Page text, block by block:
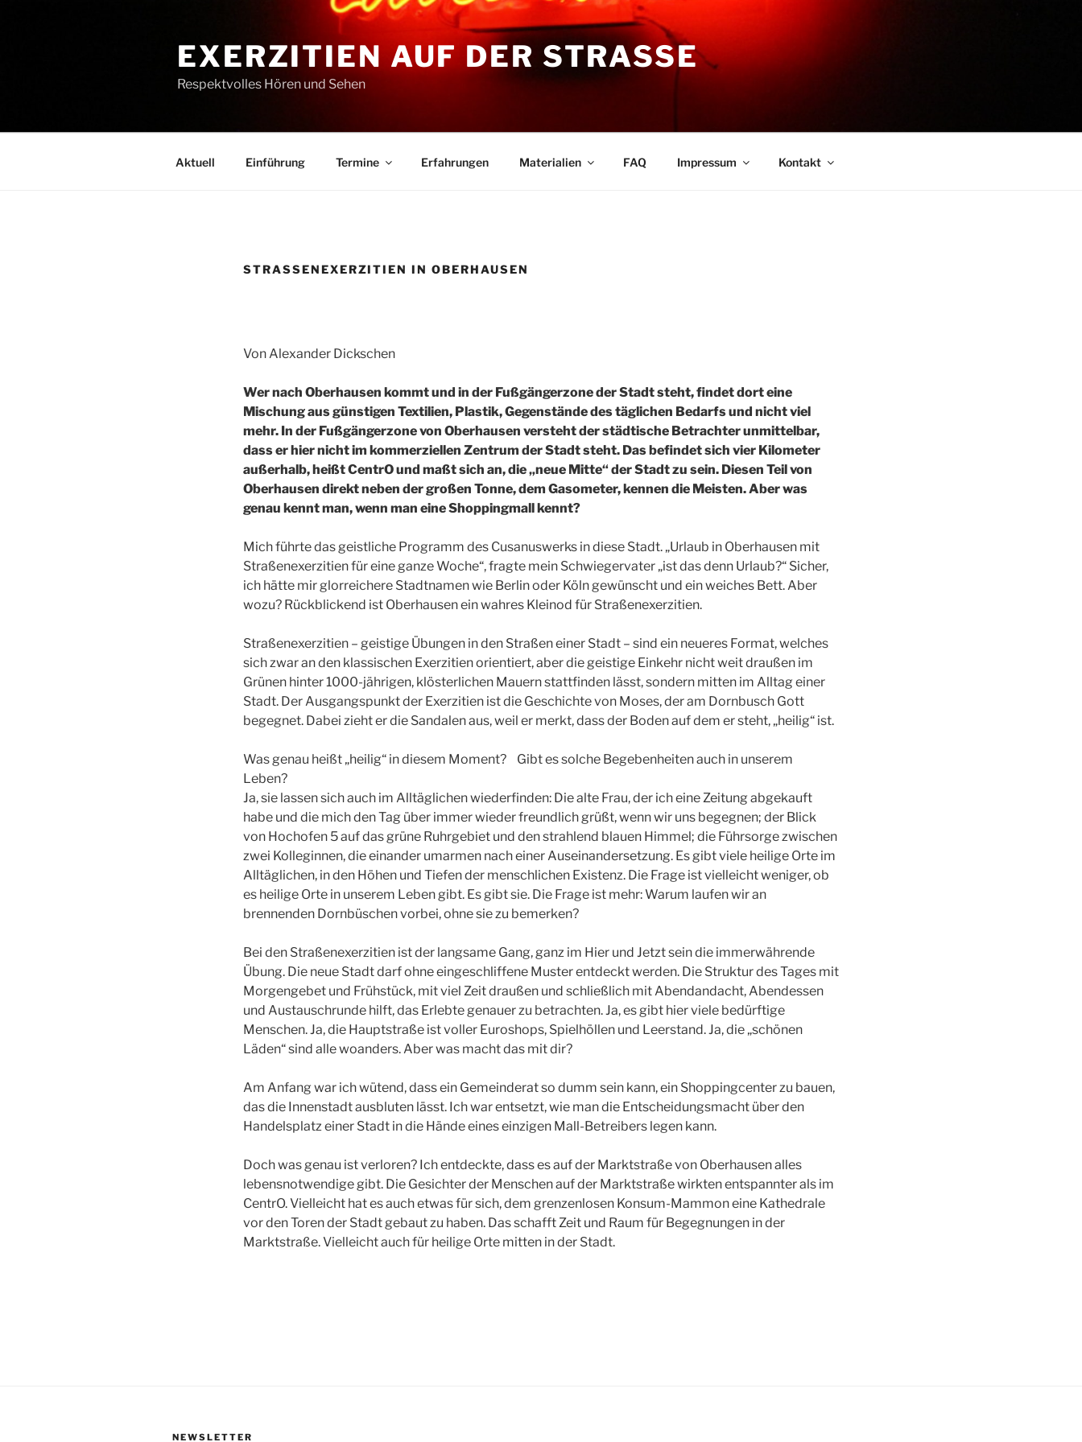
EXERZITIEN AUF DER STRASSE
Respektvolles Hören und Sehen
Aktuell Einführung Termine Erfahrungen Materialien FAQ Impressum Kontakt
STRASSENEXERZITIEN IN OBERHAUSEN
Von Alexander Dickschen
Wer nach Oberhausen kommt und in der Fußgängerzone der Stadt steht, findet dort eine
Mischung aus günstigen Textilien, Plastik, Gegenstände des täglichen Bedarfs und nicht viel
mehr. In der Fußgängerzone von Oberhausen versteht der städtische Betrachter unmittelbar,
dass er hier nicht im kommerziellen Zentrum der Stadt steht. Das befindet sich vier Kilometer
außerhalb, heißt CentrO und maßt sich an, die „neue Mitte“ der Stadt zu sein. Diesen Teil von
Oberhausen direkt neben der großen Tonne, dem Gasometer, kennen die Meisten. Aber was
genau kennt man, wenn man eine Shoppingmall kennt?
Mich führte das geistliche Programm des Cusanuswerks in diese Stadt. „Urlaub in Oberhausen mit
Straßenexerzitien für eine ganze Woche“, fragte mein Schwiegervater „ist das denn Urlaub?“ Sicher,
ich hätte mir glorreichere Stadtnamen wie Berlin oder Köln gewünscht und ein weiches Bett. Aber
wozu? Rückblickend ist Oberhausen ein wahres Kleinod für Straßenexerzitien.
Straßenexerzitien – geistige Übungen in den Straßen einer Stadt – sind ein neueres Format, welches
sich zwar an den klassischen Exerzitien orientiert, aber die geistige Einkehr nicht weit draußen im
Grünen hinter 1000-jährigen, klösterlichen Mauern stattfinden lässt, sondern mitten im Alltag einer
Stadt. Der Ausgangspunkt der Exerzitien ist die Geschichte von Moses, der am Dornbusch Gott
begegnet. Dabei zieht er die Sandalen aus, weil er merkt, dass der Boden auf dem er steht, „heilig“ ist.
Was genau heißt „heilig“ in diesem Moment? Gibt es solche Begebenheiten auch in unserem
Leben?
Ja, sie lassen sich auch im Alltäglichen wiederfinden: Die alte Frau, der ich eine Zeitung abgekauft
habe und die mich den Tag über immer wieder freundlich grüßt, wenn wir uns begegnen; der Blick
von Hochofen 5 auf das grüne Ruhrgebiet und den strahlend blauen Himmel; die Führsorge zwischen
zwei Kolleginnen, die einander umarmen nach einer Auseinandersetzung. Es gibt viele heilige Orte im
Alltäglichen, in den Höhen und Tiefen der menschlichen Existenz. Die Frage ist vielleicht weniger, ob
es heilige Orte in unserem Leben gibt. Es gibt sie. Die Frage ist mehr: Warum laufen wir an
brennenden Dornbüschen vorbei, ohne sie zu bemerken?
Bei den Straßenexerzitien ist der langsame Gang, ganz im Hier und Jetzt sein die immerwährende
Übung. Die neue Stadt darf ohne eingeschliffene Muster entdeckt werden. Die Struktur des Tages mit
Morgengebet und Frühstück, mit viel Zeit draußen und schließlich mit Abendandacht, Abendessen
und Austauschrunde hilft, das Erlebte genauer zu betrachten. Ja, es gibt hier viele bedürftige
Menschen. Ja, die Hauptstraße ist voller Euroshops, Spielhöllen und Leerstand. Ja, die „schönen
Läden“ sind alle woanders. Aber was macht das mit dir?
Am Anfang war ich wütend, dass ein Gemeinderat so dumm sein kann, ein Shoppingcenter zu bauen,
das die Innenstadt ausbluten lässt. Ich war entsetzt, wie man die Entscheidungsmacht über den
Handelsplatz einer Stadt in die Hände eines einzigen Mall-Betreibers legen kann.
Doch was genau ist verloren? Ich entdeckte, dass es auf der Marktstraße von Oberhausen alles
lebensnotwendige gibt. Die Gesichter der Menschen auf der Marktstraße wirkten entspannter als im
CentrO. Vielleicht hat es auch etwas für sich, dem grenzenlosen Konsum-Mammon eine Kathedrale
vor den Toren der Stadt gebaut zu haben. Das schafft Zeit und Raum für Begegnungen in der
Marktstraße. Vielleicht auch für heilige Orte mitten in der Stadt.
NEWSLETTER